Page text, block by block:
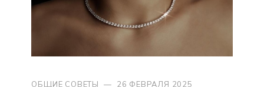
ОБЩИЕ СОВЕТЫ — 26 ФЕВРАЛЯ 2025